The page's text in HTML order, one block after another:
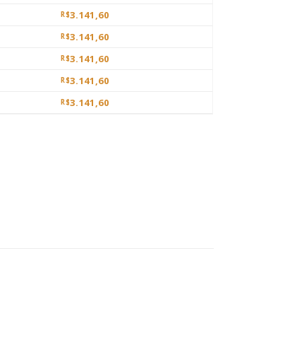
R$3.141,60
R$3.141,60
R$3.141,60
R$3.141,60
R$3.141,60